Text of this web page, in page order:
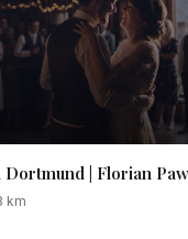
Dortmund | Florian
km